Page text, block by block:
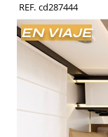
REF. cd287444
EN VIAJE